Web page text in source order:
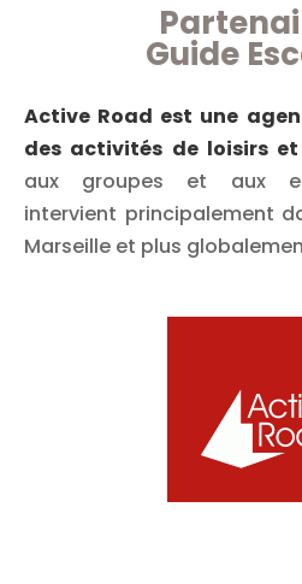
Guide
Active Road est une
des activités de loisirs
aux groupes et aux
intervient principalement
Marseille et plus